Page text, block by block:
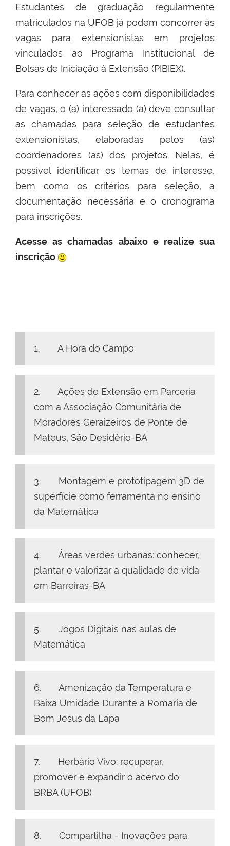
Estudantes de graduação regularmente
matriculados na UFOB já podem concorrer às
vagas para extensionistas em projetos
vinculados ao Programa Institucional de
Bolsas de Iniciação à Extensão (PIBIEX).
Para conhecer as ações com disponibilidades
de vagas, o (a) interessado (a) deve consultar
as chamadas para seleção de estudantes
extensionistas, elaboradas pelos (as)
coordenadores (as) dos projetos. Nelas, é
possível identificar os temas de interesse,
bem como os critérios para seleção, a
documentação necessária e o cronograma
para inscrições.
Acesse as chamadas abaixo e realize sua
inscrição
1. A Hora do Campo
2. Ações de Extensão em Parceria
com a Associação Comunitária de
Moradores Geraizeiros de Ponte de
Mateus, São Desidério-BA
3. Montagem e prototipagem 3D de
superfície como ferramenta no ensino
da Matemática
4. Áreas verdes urbanas: conhecer,
plantar e valorizar a qualidade de vida
em Barreiras-BA
5. Jogos Digitais nas aulas de
Matemática
6. Amenização da Temperatura e
Baixa Umidade Durante a Romaria de
Bom Jesus da Lapa
7. Herbário Vivo: recuperar,
promover e expandir o acervo do
BRBA (UFOB)
8. Compartilha - Inovações para